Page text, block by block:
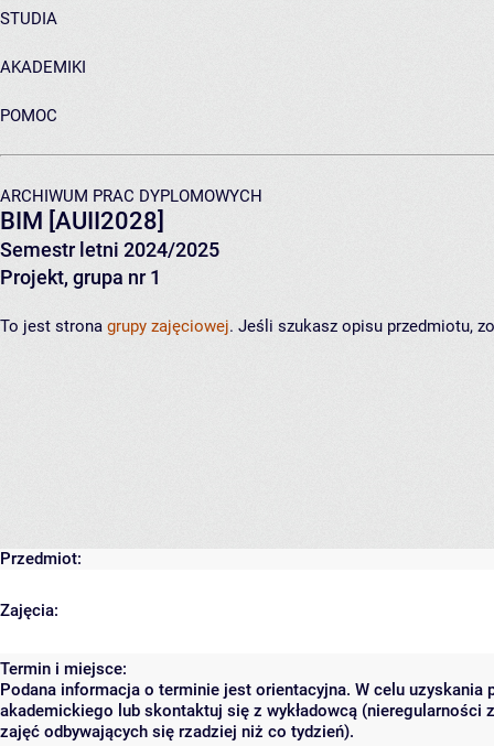
STUDIA
AKADEMIKI
POMOC
ARCHIWUM PRAC DYPLOMOWYCH
BIM [AUII2028]
Semestr letni 2024/2025
Projekt, grupa nr 1
To jest strona grupy zajęciowej. Jeśli szukasz opisu przedmiotu,
Przedmiot:
Zajęcia:
Termin i miejsce:
Podana informacja o terminie jest orientacyjna. W celu
akademickiego lub skontaktuj się z wykładowcą (nieregularności
zajęć odbywających się rzadziej niż co tydzień).